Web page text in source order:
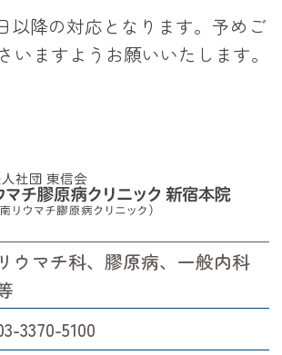
以降の対応となります。予めご
いますようお願いいたします。
リウマチ科、膠原病、一般内科
3370-5100